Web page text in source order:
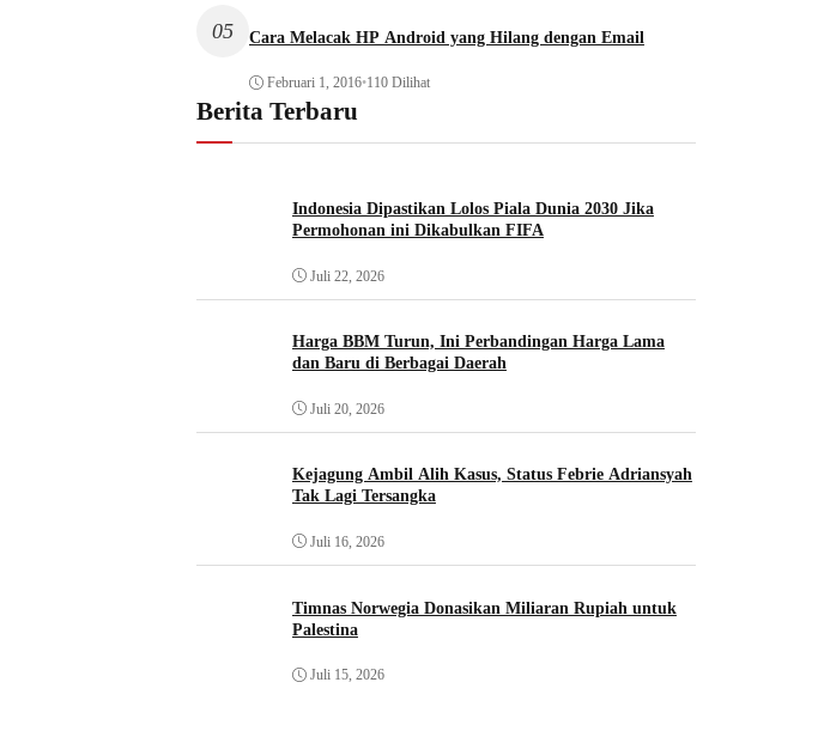
05 Cara Melacak HP Android yang Hilang dengan Email
Februari 1, 2016•110 Dilihat
Berita Terbaru
Indonesia Dipastikan Lolos Piala Dunia 2030 Jika
Permohonan ini Dikabulkan FIFA
Juli 22, 2026
Harga BBM Turun, Ini Perbandingan Harga Lama
dan Baru di Berbagai Daerah
Juli 20, 2026
Kejagung Ambil Alih Kasus, Status Febrie Adriansyah
Tak Lagi Tersangka
Juli 16, 2026
Timnas Norwegia Donasikan Miliaran Rupiah untuk
Palestina
Juli 15, 2026